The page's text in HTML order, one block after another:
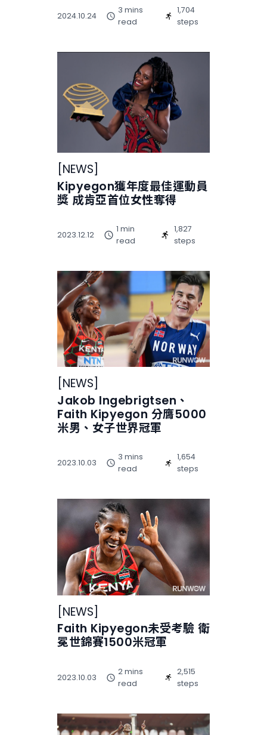
2024.10.24
3 mins
read
1,704
steps
NEWS
Kipyegon獲年度最佳運動員
獎 成肯亞首位女性奪得
2023.12.12
1 min
read
1,827
steps
NEWS
Jakob Ingebrigtsen、
Faith Kipyegon 分膺5000
米男、女子世界冠軍
2023.10.03
3 mins
read
1,654
steps
[NEWS]
Faith Kipyegon未受考驗 衛
冕世錦賽1500米冠軍
2023.10.03
2 mins
read
2,515
steps